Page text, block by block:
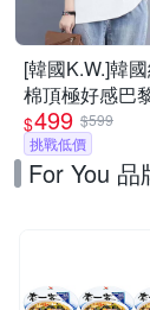
[韓國K.W.]韓
棉頂極好感巴
計華麗上衣(壓
中大尺碼/修身/
薄/小香風)
$499 $599
挑戰低價
For You 品